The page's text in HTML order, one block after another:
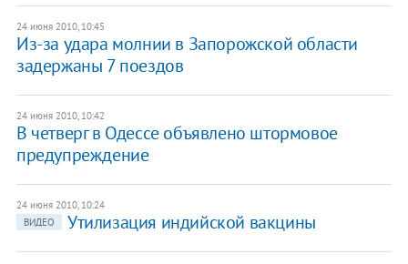
24 июня 2010, 10:45
Из-за удара молнии в Запорожской области
задержаны 7 поездов
24 июня 2010, 10:42
В четверг в Одессе объявлено штормовое
предупреждение
24 июня 2010, 10:24
ВИДЕО
Утилизация индийской вакцины